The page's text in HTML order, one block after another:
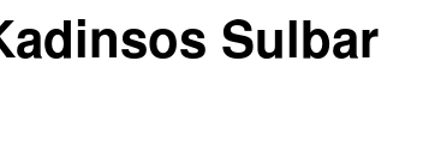
Sulbar